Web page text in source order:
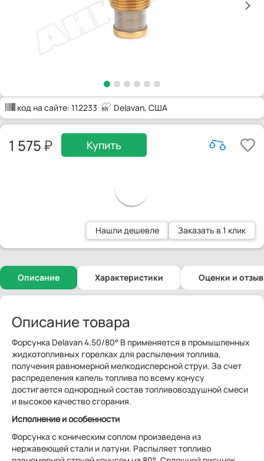
код на сайте: 112233 Delavan, США
1 575 Купить
Нашли дешевле Заказать в 1 клик
Описание Характеристики Оценки и
Описание товара
Форсунка Delavan 4.50/80° B применяется в промышленных
жидкотопливных горелках для распыления топлива,
получения равномерной мелкодисперсной струи. За счет
распределения капель топлива по всему конусу
достигается однородный состав топливовоздушной смеси
и высокое качество сгорания.
Исполнение и особенности
Форсунка с коническим соплом произведена из
нержавеющей стали и латуни. Распыляет топливо